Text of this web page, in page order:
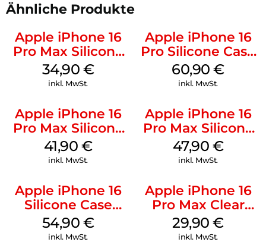
Ähnliche Produkte
Apple iPhone 16
Pro Max Silicone
Case MagSafe
Denim
34,90 €
inkl. MwSt.
Apple iPhone 16
Pro Silicone Case
MagSafe Stone
Gray
60,90€
inkl. MwSt.
Apple iPhone 16
Pro Max Silicone
Case MagSafe
Ultramarine
41,90 €
inkl. MwSt.
Apple iPhone 16
Pro Max Silicone
Case MagSafe
Black
47,90 €
inkl. MwSt.
Apple iPhone 16
Silicone Case
MagSafe Black
54,90 €
inkl. MwSt.
Apple iPhone 16
Pro Max Clear
Case MagSafe
Transparent
29,90€
inkl. MwSt.